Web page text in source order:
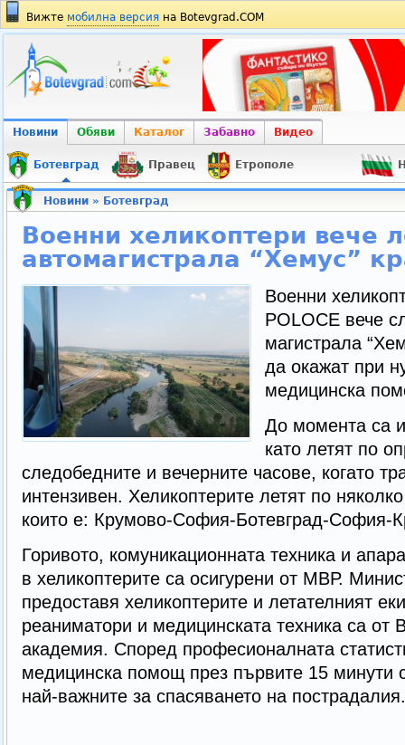
Вижте мобилна версия на Botevgrad.COM
Новини Обяви Каталог Забавно Видео
Ботевград Правец Етрополе
Новини» Ботевград
Военни хеликоптери вече
автомагистрала “Хемус”
Военни
POLOCE вече
магистрала
да окажат при
медицинска
До момента са
като летят по
следобедните и вечерните часове, когато
интензивен. Хеликоптерите летят по
които е: Крумово-София-Ботевград-София-
Горивото, комуникационната техника и
в хеликоптерите са осигурени от МВР.
предоставя хеликоптерите и летателният
реаниматори и медицинската техника са от
академия. Според професионалната
медицинска помощ през първите 15 минути
най-важните за спасяването на пострадалия.